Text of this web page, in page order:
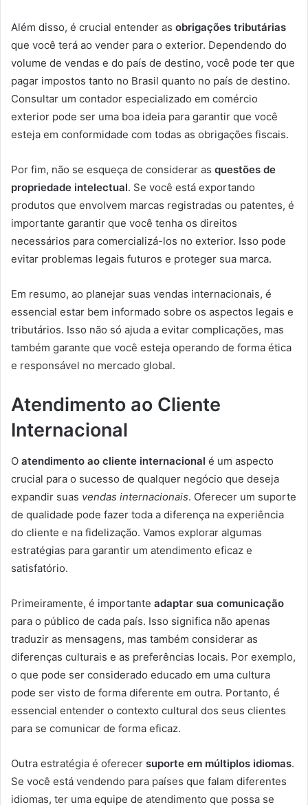
Além disso, é crucial entender as obrigações tributárias
que você terá ao vender para o exterior. Dependendo do
volume de vendas e do país de destino, você pode ter que
pagar impostos tanto no Brasil quanto no país de destino.
Consultar um contador especializado em comércio
exterior pode ser uma boa ideia para garantir que você
esteja em conformidade com todas as obrigações fiscais.
Por fim, não se esqueça de considerar as questões de
propriedade intelectual. Se você está exportando
produtos que envolvem marcas registradas ou patentes, é
importante garantir que você tenha os direitos
necessários para comercializá-los no exterior. Isso pode
evitar problemas legais futuros e proteger sua marca.
Em resumo, ao planejar suas vendas internacionais, é
essencial estar bem informado sobre os aspectos legais e
tributários. Isso não só ajuda a evitar complicações, mas
também garante que você esteja operando de forma ética
e responsável no mercado global.
Atendimento ao Cliente
Internacional
O atendimento ao cliente internacional é um aspecto
crucial para o sucesso de qualquer negócio que deseja
expandir suas vendas internacionais. Oferecer um suporte
de qualidade pode fazer toda a diferença na experiência
do cliente e na fidelização. Vamos explorar algumas
estratégias para garantir um atendimento eficaz e
satisfatório.
Primeiramente, é importante adaptar sua comunicação
para o público de cada país. Isso significa não apenas
traduzir as mensagens, mas também considerar as
diferenças culturais e as preferências locais. Por exemplo,
o que pode ser considerado educado em uma cultura
pode ser visto de forma diferente em outra. Portanto, é
essencial entender o contexto cultural dos seus clientes
para se comunicar de forma eficaz.
Outra estratégia é oferecer suporte em múltiplos idiomas.
Se você está vendendo para países que falam diferentes
idiomas, ter uma equipe de atendimento que possa se